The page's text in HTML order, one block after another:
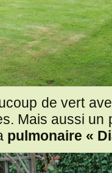
de vert
Mais aussi
pulmonaire «